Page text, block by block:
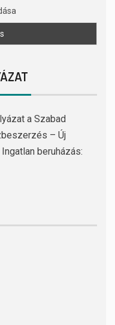
a Szabad
– Új
beruházás: